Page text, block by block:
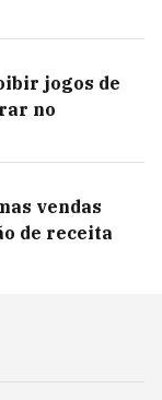
jogos de
no
vendas
de receita